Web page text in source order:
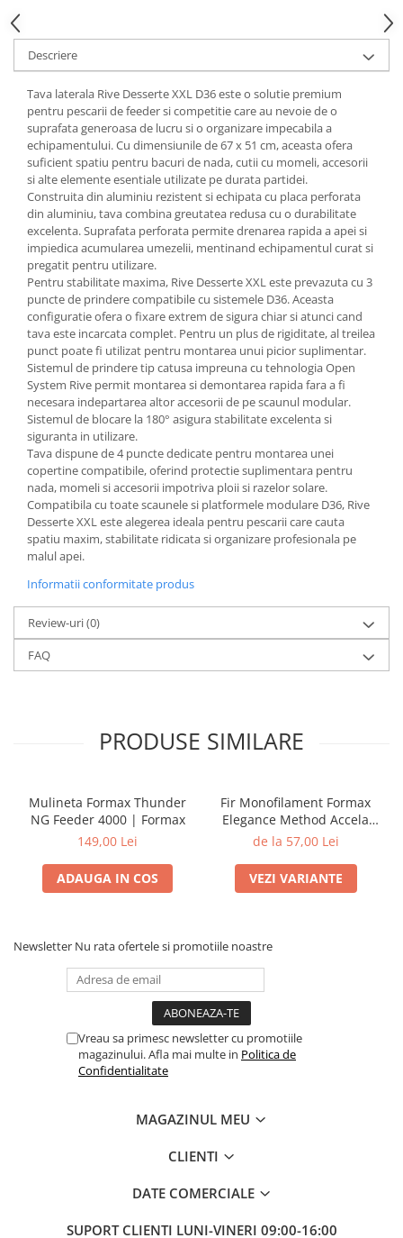
Descriere
Tava laterala Rive Desserte XXL D36 este o solutie premium
pentru pescarii de feeder si competitie care au nevoie de o
suprafata generoasa de lucru si o organizare impecabila a
echipamentului. Cu dimensiunile de 67 x 51 cm, aceasta ofera
suficient spatiu pentru bacuri de nada, cutii cu momeli, accesorii
si alte elemente esentiale utilizate pe durata partidei.
Construita din aluminiu rezistent si echipata cu placa perforata
din aluminiu, tava combina greutatea redusa cu o durabilitate
excelenta. Suprafata perforata permite drenarea rapida a apei si
impiedica acumularea umezelii, mentinand echipamentul curat si
pregatit pentru utilizare.
Pentru stabilitate maxima, Rive Desserte XXL este prevazuta cu 3
puncte de prindere compatibile cu sistemele D36. Aceasta
configuratie ofera o fixare extrem de sigura chiar si atunci cand
tava este incarcata complet. Pentru un plus de rigiditate, al treilea
punct poate fi utilizat pentru montarea unui picior suplimentar.
Sistemul de prindere tip catusa impreuna cu tehnologia Open
System Rive permit montarea si demontarea rapida fara a fi
necesara indepartarea altor accesorii de pe scaunul modular.
Sistemul de blocare la 180° asigura stabilitate excelenta si
siguranta in utilizare.
Tava dispune de 4 puncte dedicate pentru montarea unei
copertine compatibile, oferind protectie suplimentara pentru
nada, momeli si accesorii impotriva ploii si razelor solare.
Compatibila cu toate scaunele si platformele modulare D36, Rive
Desserte XXL este alegerea ideala pentru pescarii care cauta
spatiu maxim, stabilitate ridicata si organizare profesionala pe
malul apei.
Informatii conformitate produs
Review-uri(0)
FAQ
PRODUSE SIMILARE
Mulineta Formax Thunder
NG Feeder 4000 | Formax
149,00 Lei
ADAUGA IN COS
Fir Monofilament Formax
Elegance Method Accela
Distance Feeder Fluo 1000m
de la 57,00 Lei
VEZI VARIANTE
Newsletter Nu rata ofertele si promotiile noastre
Vreau sa primesc newsletter cu promotiile
magazinului. Afla mai multe in Politica de
Confidentialitate
MAGAZINUL MEU
CLIENTI
DATE COMERCIALE
SUPORT CLIENTI LUNI-VINERI 09:00-16:00